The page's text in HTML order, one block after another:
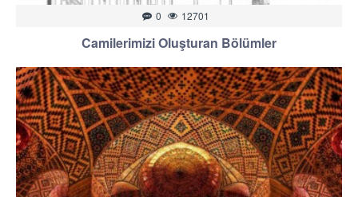
0 12701
Camilerimizi Oluşturan Bölümler